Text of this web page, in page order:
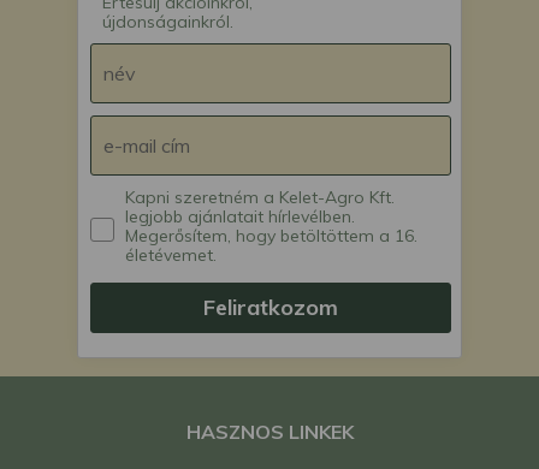
újdonságainkról.
Kapni szeretném a Kelet-Agro Kft.
legjobb ajánlatait hírlevélben.
Megerősítem, hogy betöltöttem a 16.
életévemet.
Feliratkozom
HASZNOS LINKEK